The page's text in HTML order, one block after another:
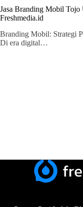
Jasa Branding Mobil Tojo
Freshmedia.id
Branding Mobil: Strategi
Di era digital…